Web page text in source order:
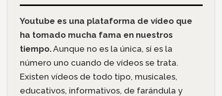
Youtube es una plataforma de vídeo que
ha tomado mucha fama en nuestros
tiempo.Aunque no es la única, sí es la
número uno cuando de vídeos se trata.
Existen vídeos de todo tipo, musicales,
educativos, informativos, de farándula y